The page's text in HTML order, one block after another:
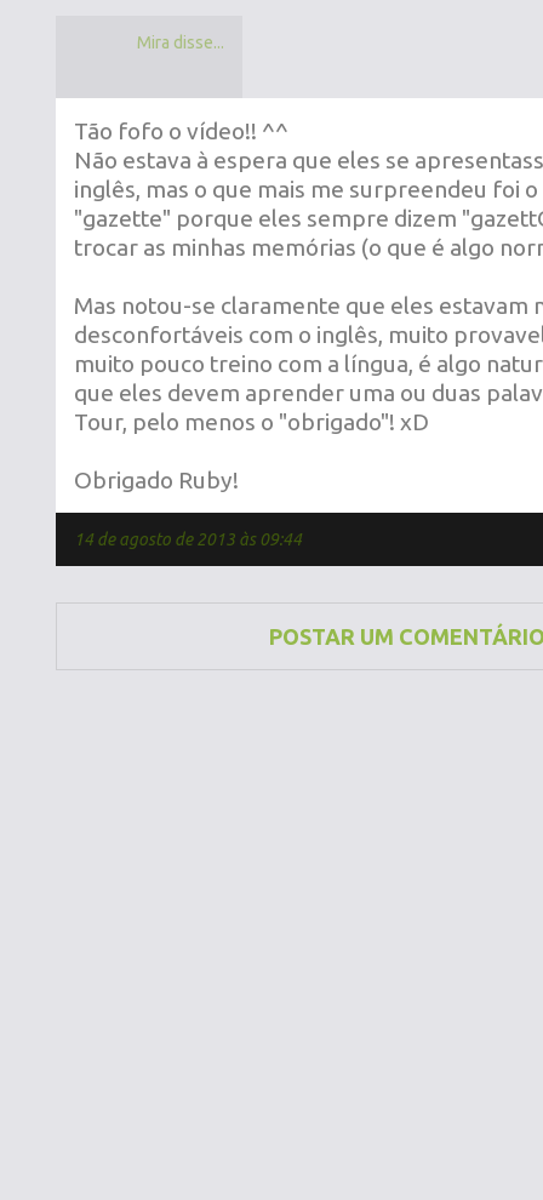
Mira disse...
Tão fofo o vídeo!! ^^
Não estava à espera que eles se
inglês, mas o que mais me surpreendeu foi
"gazette" porque eles sempre dizem
trocar as minhas memórias (o que é algo
Mas notou-se claramente que eles estavam
desconfortáveis com o inglês, muito
muito pouco treino com a língua, é algo
que eles devem aprender uma ou duas
Tour, pelo menos o "obrigado"! xD
Obrigado Ruby!
14 de agosto de 2013 às 09:44
POSTAR UM